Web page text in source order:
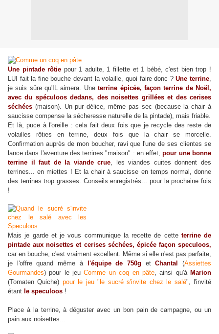
Une pintade rôtie pour 1 adulte, 1 fillette et 1 bébé, c'est bien trop !
LUI fait la fine bouche devant l a volaille, quoi faire donc ?Une terrine,
je suis sûre qu'IL aimera. Uneterrine épicée, façon terrine de Noël,
avec du spéculoos dedans, des noisettes grillées et des cerises
séchées (maison). Un pur délice, même pas sec (because la chair à
saucisse compense la sécheresse naturelle de la pintade), mais friable.
Et là, puce à l'oreille : cela fait deux fois que je recycle des reste de
volailles rôties en terrine, deux fois que la chair se morcelle.
Confirmation auprès de mon boucher, ravi que l'une de ses clientes se
lance dans l'aventure des terrines "maison" : en effet,pour une bonne
terrine il faut de la viande crue, les viandes cuites donnent des
terrines... en miettes ! Et la chair à saucisse en temps normal, donne
des terrines trop grasses. Conseils enregistrés... pour la prochaine fois
!
Mais je garde et je vous communique la recette de cette terrine de
pintade aux noisettes et cerises séchées, épicée façon speculoos,
car en bouche, c'est vraiment excellent. Même si elle n'est pas parfaite,
je l'offre quand même à
l'équipe de 750g etChantal (Assiettes
Gourmandes) pour le jeuComme un coq en pâte, ainsi qu'à Marion
(Tomaten Quiche) pour le jeu "le sucré s'invite chez le salé", l'invité
étant le speculoos !
Place à la terrine, à déguster avec un bon pain de campagne, ou un
pain aux noisettes...